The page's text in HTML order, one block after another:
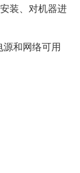
装、对机器进
和网络可用